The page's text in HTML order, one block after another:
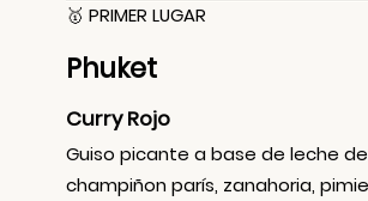
🥇 PRIMER LUGAR
Phuket
Curry Rojo
Guiso picante a base de leche
champiñon parís, zanahoria,